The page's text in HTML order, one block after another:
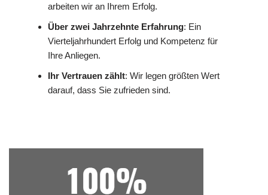
arbeiten wir an Ihrem Erfolg.
Über zwei Jahrzehnte Erfahrung: Ein
Vierteljahrhundert Erfolg und Kompetenz für
Ihre Anliegen.
Ihr Vertrauen zählt: Wir legen größten Wert
darauf, dass Sie zufrieden sind.